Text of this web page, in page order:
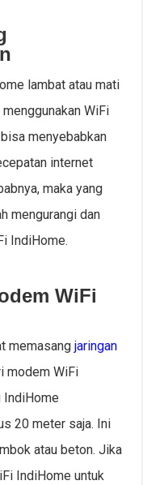
lambat atau mati
WiFi
menyebabkan
internet
maka yang
mengurangi dan
IndiHome.
WiFi
memasangjaringan
modem WiFi
IndiHome
20 meter saja. Ini
atau beton. Jika
IndiHome untuk